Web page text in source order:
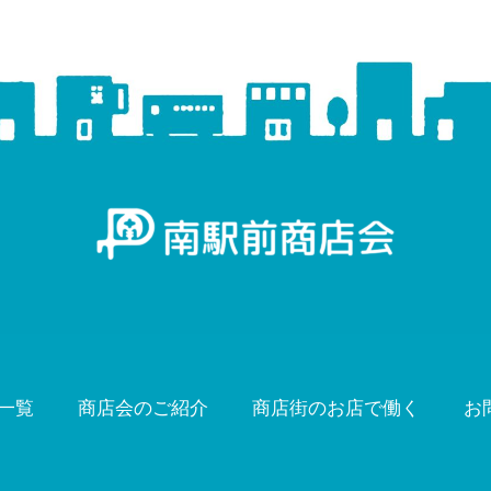
覧 商店会のご紹介 商店街のお店で働く お